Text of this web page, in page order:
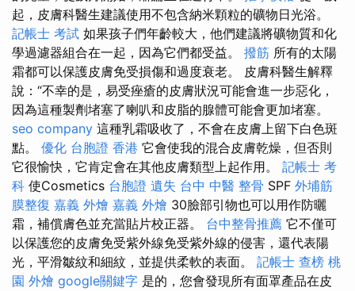
起，皮膚科醫生建議使用不包含納米顆粒的礦物日光浴。
記帳士 考試 如果孩子們年齡較大，他們建議將礦物質和化
學過濾器組合在一起，因為它們都受益。 撥筋 所有的太陽
霜都可以保護皮膚免受損傷和過度衰老。 皮膚科醫生解釋
說：“不幸的是，易受痤瘡的皮膚狀況可能會進一步惡化，
因為這種製劑堵塞了喇叭和皮脂的腺體可能會更加堵塞。
seo company 這種乳霜吸收了，不會在皮膚上留下白色斑
點。 優化 台胞證 香港 它會使我的混合皮膚乾燥，但否則
它很愉快，它肯定會在其他皮膚類型上起作用。 記帳士 考
科 使Cosmetics 台胞證 遺失 台中 中醫 整骨 SPF 外埔筋
膜整復 嘉義 外燴 嘉義 外燴 30臉部引物也可以用作防曬
霜，補償膚色並充當貼片校正器。 台中整骨推薦 它不僅可
以保護您的皮膚免受紫外線免受紫外線的侵害，還代表陽
光，平滑皺紋和細紋，並提供柔軟的表面。 記帳士 查榜 桃
園 外燴 google關鍵字 是的，您會發現所有面罩產品在皮